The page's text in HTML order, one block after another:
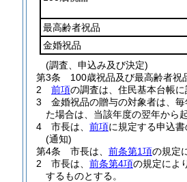
最高齢者祝品
金婚祝品
(調査、申込み及び決定)
第3条
100歳祝品及び最高齢者祝
2
前項の調査は、住民基本台帳
3
金婚祝品の贈与の対象者は、
た場合は、当該年度の翌年から
4
市長は、 前項に規定する申込
(通知)
第4条
市長は、 前条第1項の規定
2
市長は、 前条第4項の規定によ
するものとする。